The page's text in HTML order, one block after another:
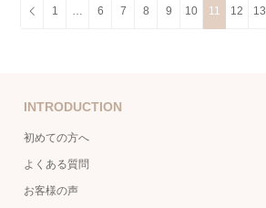
1 … 6 7 8 9 10 11 12 13
INTRODUCTION
初めての方へ
よくある質問
お客様の声